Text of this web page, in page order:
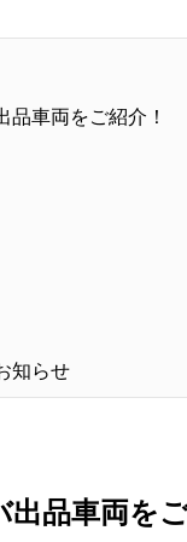
品車両をご紹介！
知らせ
出品車両を